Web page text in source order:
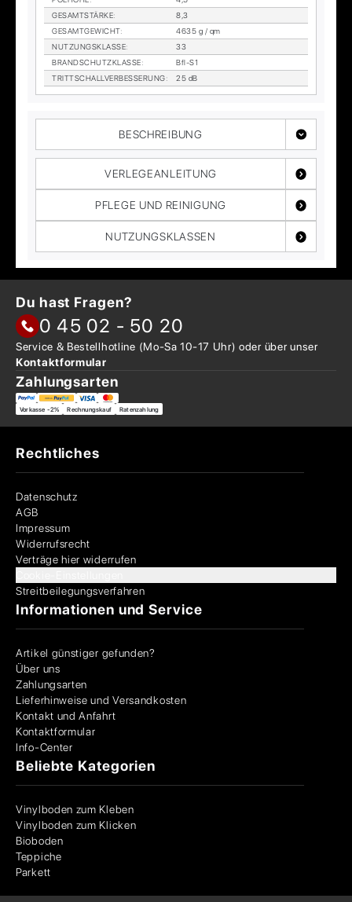
GE­SAMT­STÄR­KE:
8,3
GE­SAMT­GE­WICHT:
4635 g / qm
NUT­ZUNGS­KLAS­SE:
33
BRAND­SCHUTZ­KLAS­SE:
Bfl-S1
TRITT­SCHALL­VER­BES­SE­RUNG: 25 dB
BESCHREIBUNG
VERLEGEANLEITUNG
PFLEGE UND REINIGUNG
NUTZUNGSKLASSEN
Du hast Fragen?
0 45 02 - 50 20
Service & Bestellhotline (Mo-Sa 10-17 Uhr) oder überunser
Kontaktformular
Zahlungsarten
Vorkasse -2% Rechnungskauf Ratenzahlung
Rechtliches
Datenschutz
AGB
Impressum
Widerrufsrecht
Verträge hier widerrufen
Streitbeilegungsverfahren
Informationen und Service
Artikel günstiger gefunden?
Über uns
Zahlungsarten
Lieferhinweise und Versandkosten
Kontakt und Anfahrt
Kontaktformular
Info-Center
Beliebte Kategorien
Vinylboden zum Kleben
Vinylboden zum Klicken
Bioboden
Teppiche
Parkett